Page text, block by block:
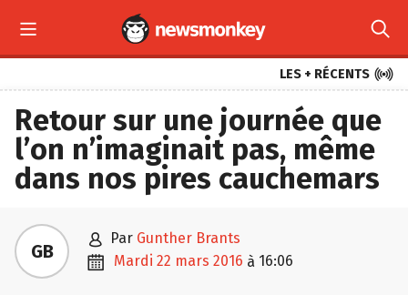
 
LES + RÉCENTS 
Retour sur une journée que
l’on n’imaginait pas, même
dans nos pires cauchemars
GB  par Gunther Brants
 mardi 22 mars 2016 à 16:06